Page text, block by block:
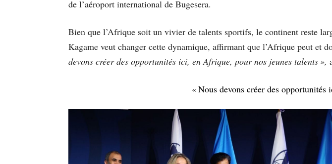
de l’aéroport international de Bugesera.
Bien que l’Afrique soit un vivier de talents sportifs, le continent reste
Kagame veut changer cette dynamique, affirmant que l’Afrique peut et
devons créer des opportunités ici, en Afrique, pour nos jeunes talents »,
« Nous devons créer des